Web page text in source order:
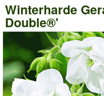
Winterharde
Double®'